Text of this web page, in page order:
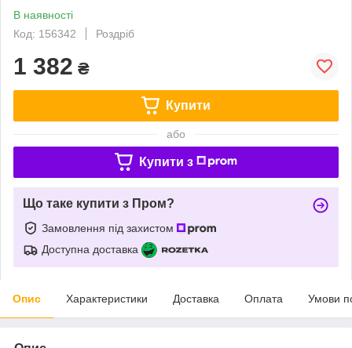
В наявності
Код: 156342
Роздріб
1 382 ₴
Купити
або
Купити з
Що таке купити з Пром?
Замовлення під захистом
Доступна доставка
Опис Характеристики Доставка Оплата Умови